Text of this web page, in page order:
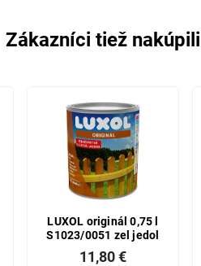
Zákazníci tiež nakúpili
LUXOL originál 0,75 l
S1023/0051 zel jedol
11,80 €